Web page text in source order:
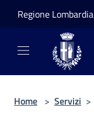
Regione Lombardia
Home > Servizi >